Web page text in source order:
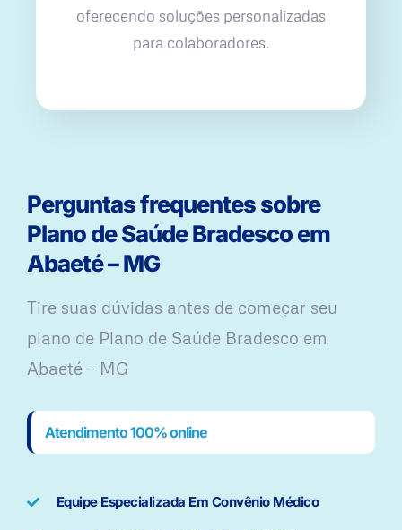
oferecendo soluções personalizadas
para colaboradores.
Perguntas frequentes sobre
Plano de Saúde Bradesco em
Abaeté – MG
Tire suas dúvidas antes de começar seu
plano ​de Plano de Saúde Bradesco em
Abaeté – MG
Atendimento 100% online
Equipe Especializada Em Convênio Médico